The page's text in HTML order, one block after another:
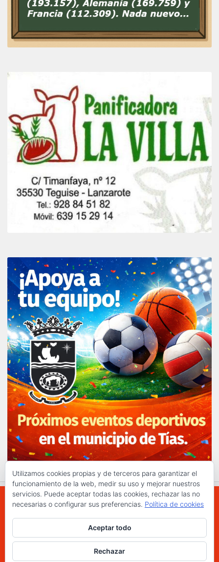
WWW.ELCHAPLON.COM © 2026. Todos los
derechos reservados.
Utilizamos cookies propias y de terceros para garantizar el
funcionamiento de la web, medir su uso y mejorar nuestros
servicios. Puede aceptar todas las cookies, rechazar las no
necesarias o configurar sus preferencias. Política de cookies
Aceptar todo
Rechazar